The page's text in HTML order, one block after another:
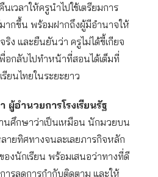
เวลาให้ครูนำไปใช้เตรียมการ
ากขึ้น พร้อมฝากถึงผู้มีอำนาจให้
ง และยืนยันว่า ครูไม่ได้ขี้เกียจ
อกลับไปทำหน้าที่สอนได้เต็มที่
ยนไทยในระยะยาว
อำนวยการโรงเรียนรัฐ
นศึกษาว่าเป็นเหมือน นักมวยบน
ายทิศทางจนละเลยภารกิจหลัก
องนักเรียน พร้อมเสนอว่าทางที่ดี
รลดการกำกับติดตาม และให้